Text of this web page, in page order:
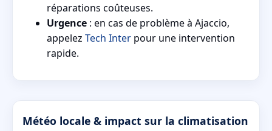
réparations coûteuses.
Urgence : en cas de problème à Ajaccio,
appelez Tech Inter pour une intervention
rapide.
Météo locale & impact sur la climatisation